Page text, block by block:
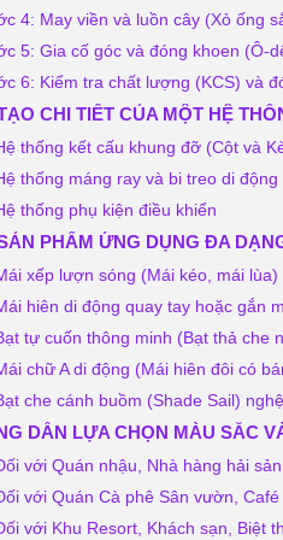
4: May viền và luồn cây (Xỏ ống
5: Gia cố góc và đóng khoen (Ô-
6: Kiểm tra chất lượng (KCS) và
CHI TIẾT CỦA MỘT HỆ
thống kết cấu khung đỡ (Cột và
thống máng ray và bi treo di động
thống phụ kiện điều khiển
PHẨM ỨNG DỤNG ĐA
xếp lượn sóng (Mái kéo, mái lùa)
hiên di động quay tay hoặc gắn
tự cuốn thông minh (Bạt thả che
chữ A di động (Mái hiên đôi có
che cánh buồm (Shade Sail)
DẪN LỰA CHỌN MÀU SẮC
với Quán nhậu, Nhà hàng hải
với Quán Cà phê Sân vườn, Café
với Khu Resort, Khách sạn, Biệt